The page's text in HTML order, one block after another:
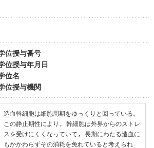
位授与番号
位授与年月日
位名
位授与機関
造血幹細胞は細胞周期をゆっくりと回っている。
この静止期性により, 幹細胞は外界からのストレ
スを受けにくくなっていて, 長期にわたる造血に
もかかわらずその消耗を免れていると考えられ